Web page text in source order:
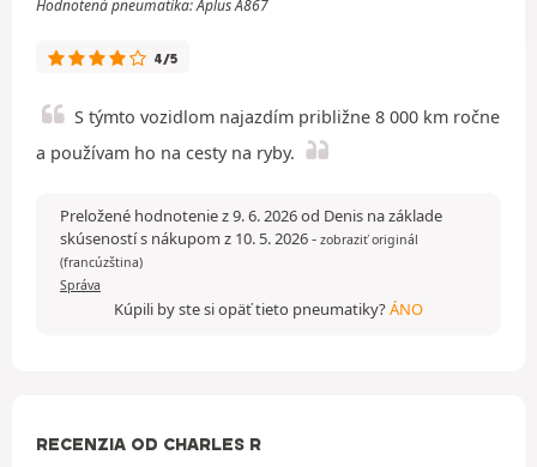
Hodnotená pneumatika: Aplus A867
4/5
S týmto vozidlom najazdím približne 8 000 km ročne
a používam ho na cesty na ryby.
Preložené hodnotenie z 9. 6. 2026 od Denis na základe
skúseností s nákupom z 10. 5. 2026- zobraziť originál
(francúzština)
Správa
Kúpili by ste si opäť tieto pneumatiky?ÁNO
RECENZIA OD CHARLES R